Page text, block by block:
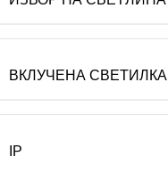
ВКЛУЧЕНА СВЕТИЛКА
IP